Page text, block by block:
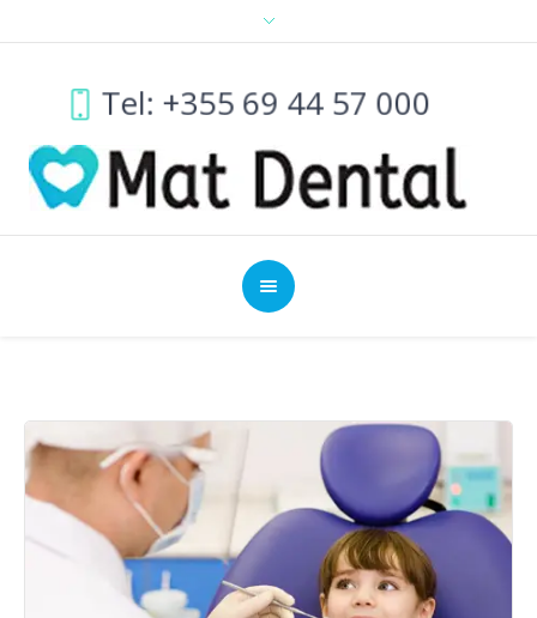
Tel: +355 69 44 57 000